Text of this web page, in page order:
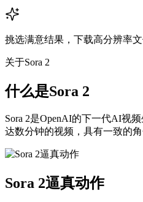
挑选满意结果，下载高分辨率
关于Sora 2
什么是Sora 2
Sora 2是OpenAI的下一代AI视
达数分钟的视频，具有一致的
Sora 2逼真动作